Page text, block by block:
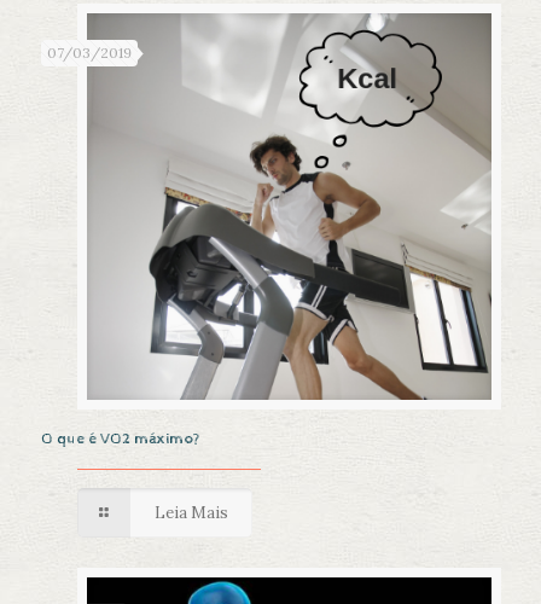
07/03/2019
O que é VO2 máximo?
Leia Mais